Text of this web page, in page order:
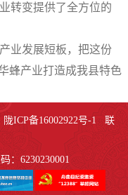
转变提供了全方位的
业发展短板，把这份
蜂产业打造成我县特色
ICP备16002922号-1 联
：6230230001